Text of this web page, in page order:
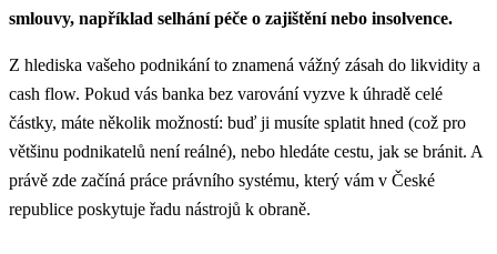
smlouvy, například selhání péče o zajištění nebo insolvence.
Z hlediska vašeho podnikání to znamená vážný zásah do likvidity a
cash flow. Pokud vás banka bez varování vyzve k úhradě celé
částky, máte několik možností: buď ji musíte splatit hned (což pro
většinu podnikatelů není reálné), nebo hledáte cestu, jak se bránit. A
právě zde začíná práce právního systému, který vám v České
republice poskytuje řadu nástrojů k obraně.